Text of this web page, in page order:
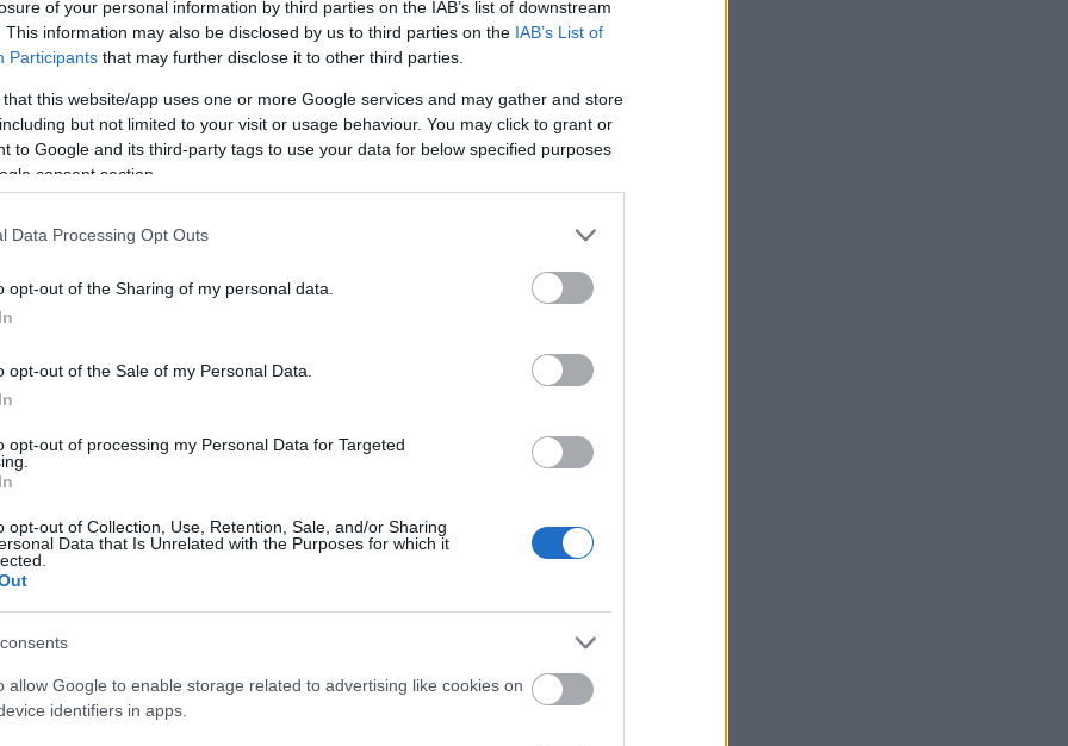
of your personal information by third parties on the IAB’s list of downstream
This information may also be disclosed by us to third parties on the IAB’s List of
Participants that may further disclose it to other third parties.
that this website/app uses one or more Google services and may gather and store
but not limited to your visit or usage behaviour. You may click to grant or
to Google and its third-party tags to use your data for below specified purposes
consent section.
Data Processing Opt Outs
opt-out of the Sharing of my personal data.
opt-out of the Sale of my Personal Data.
opt-out of processing my Personal Data for Targeted
opt-out of Collection, Use, Retention, Sale, and/or Sharing
Data that Is Unrelated with the Purposes for which it
allow Google to enable storage related to advertising like cookies on
identifiers in apps.
- ΝΥΧΙΑ
«second skin» είτε ένα πιο έντονα καλυπτικό
go-to:
με χρώμα που